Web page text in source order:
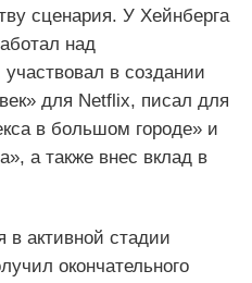
сценария. У Хейнберга
над
в создании
для Netflix, писал для
в большом городе» и
а также внес вклад в
в активной стадии
окончательного